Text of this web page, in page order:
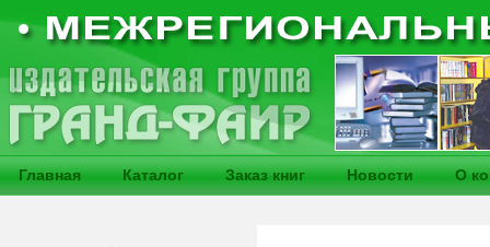
Главная Каталог Заказ книг Новости О